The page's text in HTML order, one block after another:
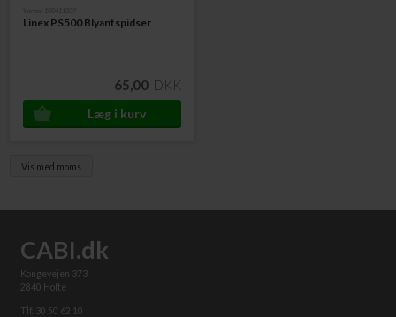
Linex PS500 Blyantspidser
65,00 DKK
Vis med moms
CABI.dk
Kongevejen 373
2840 Holte
Tlf. 30 50 62 10